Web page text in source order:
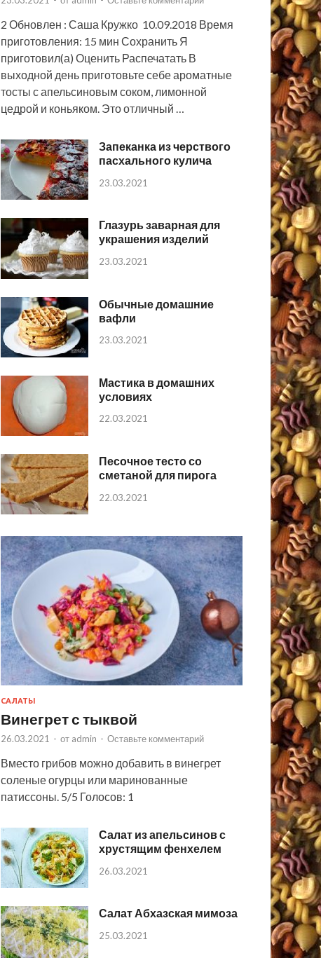
2 Обновлен : Саша Кружко 10.09.2018 Время
приготовления: 15 мин Сохранить Я
приготовил(а) Оценить Распечатать В
выходной день приготовьте себе ароматные
тосты с апельсиновым соком, лимонной
цедрой и коньяком. Это отличный …
Запеканка из черствого
пасхального кулича
23.03.2021
Глазурь заварная для
украшения изделий
23.03.2021
Обычные домашние
вафли
23.03.2021
Мастика в домашних
условиях
22.03.2021
Песочное тесто со
сметаной для пирога
22.03.2021
САЛАТЫ
Винегрет с тыквой
26.03.2021 - от admin - Оставьте комментарий
Вместо грибов можно добавить в винегрет
соленые огурцы или маринованные
патиссоны. 5/5 Голосов: 1
Салат из апельсинов с
хрустящим фенхелем
26.03.2021
Салат Абхазская мимоза
25.03.2021